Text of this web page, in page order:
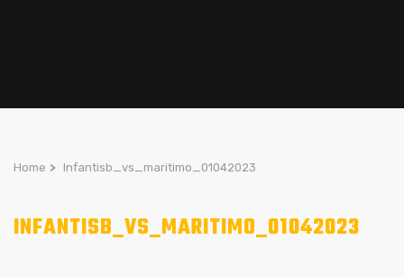
Home > Infantisb_vs_maritimo_01042023
INFANTISB_VS_MARITIMO_01042023